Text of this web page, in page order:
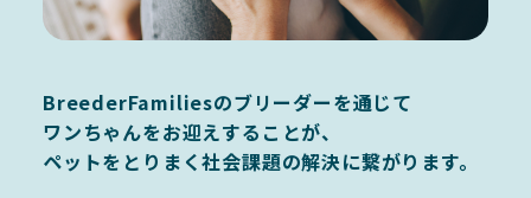
BreederFamiliesのブリーダーを通じて
ワンちゃんをお迎えすることが、
ペットをとりまく社会課題の解決に繋がります。